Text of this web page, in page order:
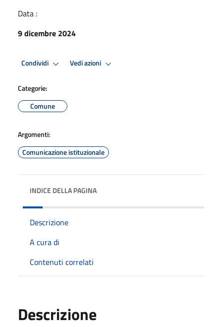
Data :
9 dicembre 2024
Condividi Vedi azioni
Categorie:
Comune
Argomenti:
Comunicazione istituzionale
INDICE DELLA PAGINA
Descrizione
A cura di
Contenuti correlati
Descrizione